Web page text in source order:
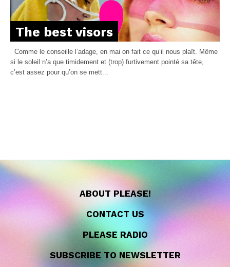
The best visors
Comme le conseille l’adage, en mai on fait ce qu’il nous plaît. Même
si le soleil n’a que timidement et (trop) furtivement pointé sa tête,
c’est assez pour qu’on se mett...
ABOUT PLEASE!
CONTACT US
PLEASE RADIO
SUBSCRIBE TO NEWSLETTER